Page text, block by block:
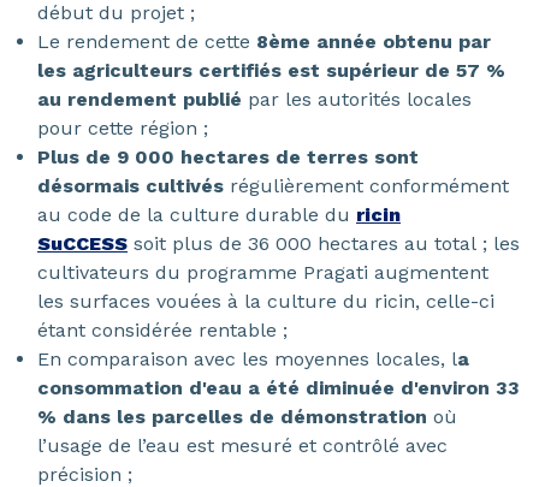
début du projet ;
Le rendement de cette 8ème année obtenu par
les agriculteurs certifiés est supérieur de 57 %
au rendement publié par les autorités locales
pour cette région ;
Plus de 9 000 hectares de terres sont
désormais cultivés régulièrement conformément
au code de la culture durable du ricin
SuCCESS soit plus de 36 000 hectares au total ; les
cultivateurs du programme Pragati augmentent
les surfaces vouées à la culture du ricin, celle-ci
étant considérée rentable ;
En comparaison avec les moyennes locales, la
consommation d'eau a été diminuée d'environ 33
% dans les parcelles de démonstration où
l’usage de l’eau est mesuré et contrôlé avec
précision ;